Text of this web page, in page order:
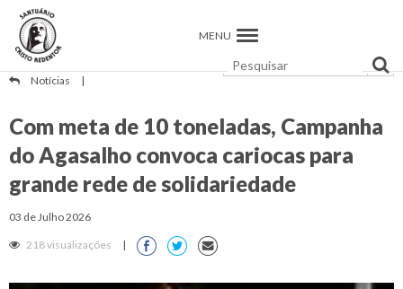
MENU
Notícias |
Com meta de 10 toneladas, Campanha
do Agasalho convoca cariocas para
grande rede de solidariedade
03 de Julho 2026
218 visualizações |